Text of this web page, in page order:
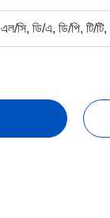
এল/সি, ডি/এ, ডি/পি, টি/টি,